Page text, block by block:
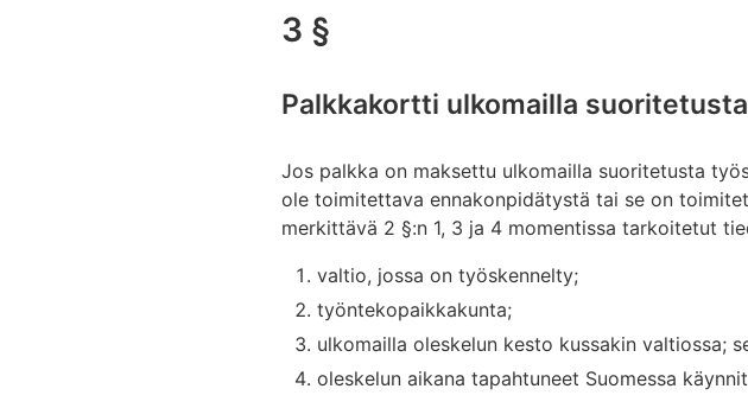
3 §
Palkkakortti ulkomailla
Jos palkka on maksettu ulkomailla suoritetusta
ole toimitettava ennakonpidätystä tai se on
merkittävä 2 §:n 1, 3 ja 4 momentissa tarkoitetut
valtio, jossa on työskennelty;
työntekopaikkakunta;
ulkomailla oleskelun kesto kussakin valtiossa;
oleskelun aikana tapahtuneet Suomessa